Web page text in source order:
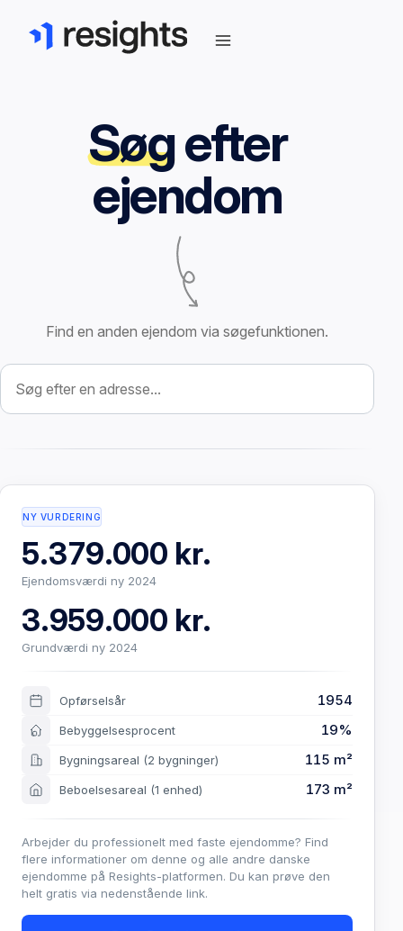
Søgefter
ejendom
Find en anden ejendom via søgefunktionen.
Søg efter ejendom
NY VURDERING
5.379.000 kr.
Ejendomsværdi ny 2024
3.959.000 kr.
Grundværdi ny 2024
Opførselsår 1954
Bebyggelsesprocent 19%
Bygningsareal (2 bygninger) 115 m²
Beboelsesareal (1 enhed) 173 m²
Arbejder du professionelt med faste ejendomme? Find
flere informationer om denne og alle andre danske
ejendomme på Resights-platformen. Du kan prøve den
helt gratis via nedenstående link.